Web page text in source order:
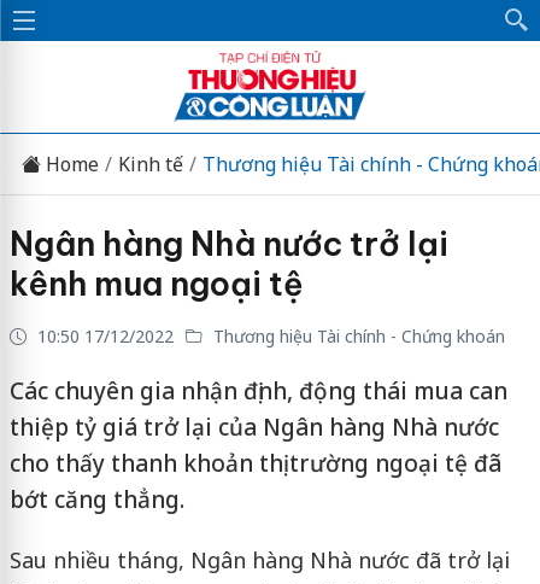
Home Kinh tế Thương hiệu Tài chính - Chứng
Ngân hàng Nhà nước trở lại
kênh mua ngoại tệ
10:50 17/12/2022 Thương hiệu Tài chính - Chứng khoán
Các chuyên gia nhận định, động thái mua can
thiệp tỷ giá trở lại của Ngân hàng Nhà nước
cho thấy thanh khoản thị trường ngoại tệ đã
bớt căng thẳng.
Sau nhiều tháng, Ngân hàng Nhà nước đã trở lại